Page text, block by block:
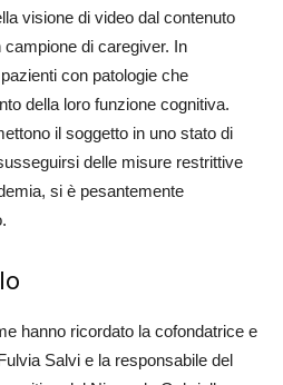
visione di video dal contenuto
di caregiver. In
con patologie che
della loro funzione cognitiva.
il soggetto in uno stato di
delle misure restrittive
si è pesantemente
hanno ricordato la cofondatrice e
Salvi e la responsabile del